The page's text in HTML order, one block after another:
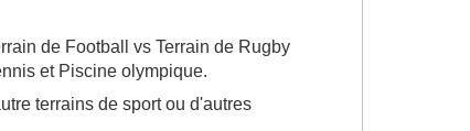
de Football vs Terrain de Rugby
et Piscine olympique.
terrains de sport ou d'autres